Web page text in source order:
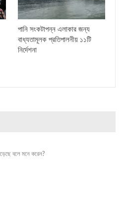
পানি সংকটাপন্ন এলাকার জন্য
বাধ্যতামূলক প্রতিপালনীয় ১১টি
নির্দেশনা
বলে মনে করেন?